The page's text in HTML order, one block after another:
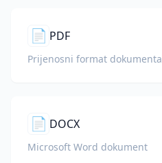
📄 PDF
Prijenosni format dokumenta
📄 DOCX
Microsoft Word dokument